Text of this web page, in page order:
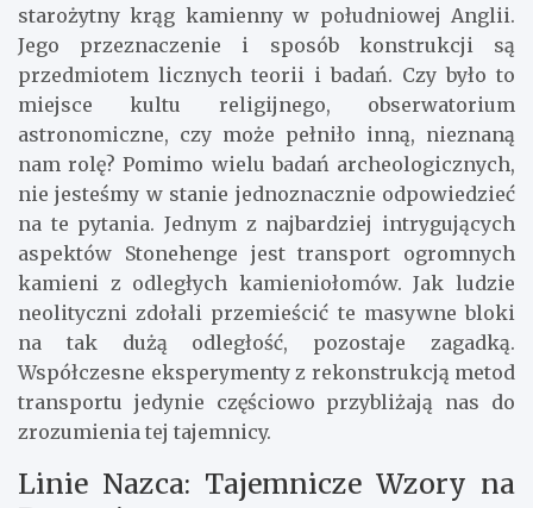
starożytny krąg kamienny w południowej Anglii.
Jego przeznaczenie i sposób konstrukcji są
przedmiotem licznych teorii i badań. Czy było to
miejsce kultu religijnego, obserwatorium
astronomiczne, czy może pełniło inną, nieznaną
nam rolę? Pomimo wielu badań archeologicznych,
nie jesteśmy w stanie jednoznacznie odpowiedzieć
na te pytania. Jednym z najbardziej intrygujących
aspektów Stonehenge jest transport ogromnych
kamieni z odległych kamieniołomów. Jak ludzie
neolityczni zdołali przemieścić te masywne bloki
na tak dużą odległość, pozostaje zagadką.
Współczesne eksperymenty z rekonstrukcją metod
transportu jedynie częściowo przybliżają nas do
zrozumienia tej tajemnicy.
Linie Nazca: Tajemnicze Wzory na